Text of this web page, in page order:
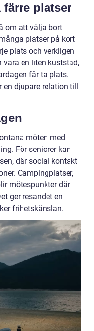
färre platser
om att välja bort
platser på kort
plats och verkligen
vara en liten kuststad,
får ta plats.
en djupare relation till
möten med
För seniorer kan
där social kontakt
Campingplatser,
mötespunkter där
ger resandet en
frihetskänslan.